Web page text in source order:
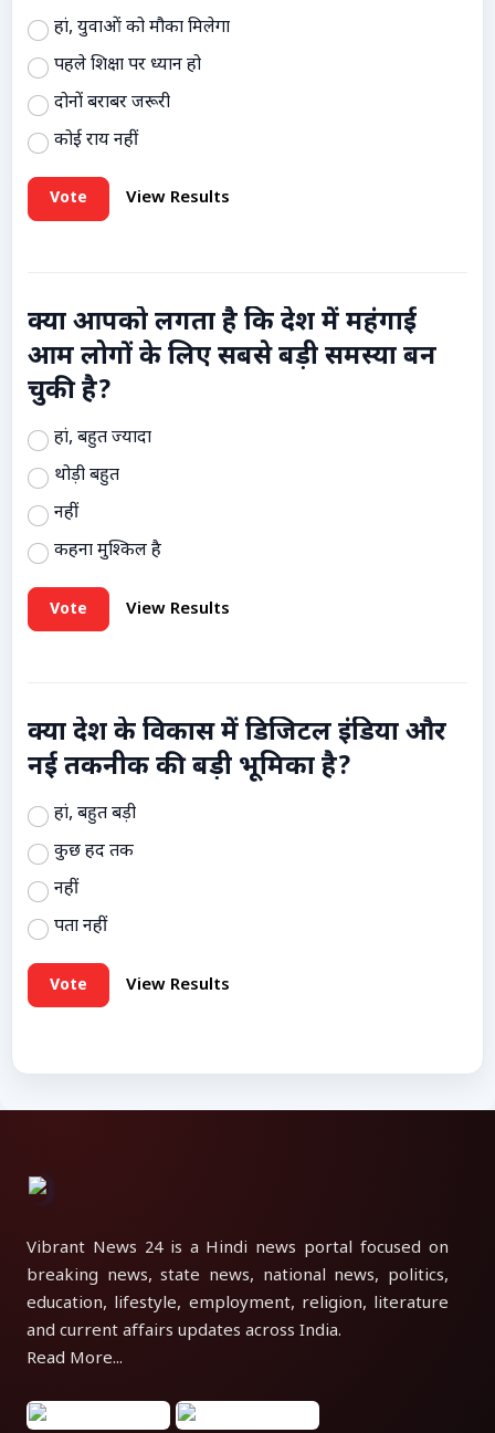
हां, युवाओं को मौका मिलेगा
पहले शिक्षा पर ध्यान हो
दोनों बराबर जरूरी
कोई राय नहीं
Vote View Results
क्या आपको लगता है कि देश में महंगाई
आम लोगों के लिए सबसे बड़ी समस्या बन
चुकी है?
हां, बहुत ज्यादा
थोड़ी बहुत
नहीं
कहना मुश्किल है
Vote View Results
क्या देश के विकास में डिजिटल इंडिया और
नई तकनीक की बड़ी भूमिका है?
हां, बहुत बड़ी
कुछ हद तक
नहीं
पता नहीं
Vote View Results
Vibrant News 24 is a Hindi news portal focused on
breaking news, state news, national news, politics,
education, lifestyle, employment, religion, literature
and current affairs updates across India.
Read More...